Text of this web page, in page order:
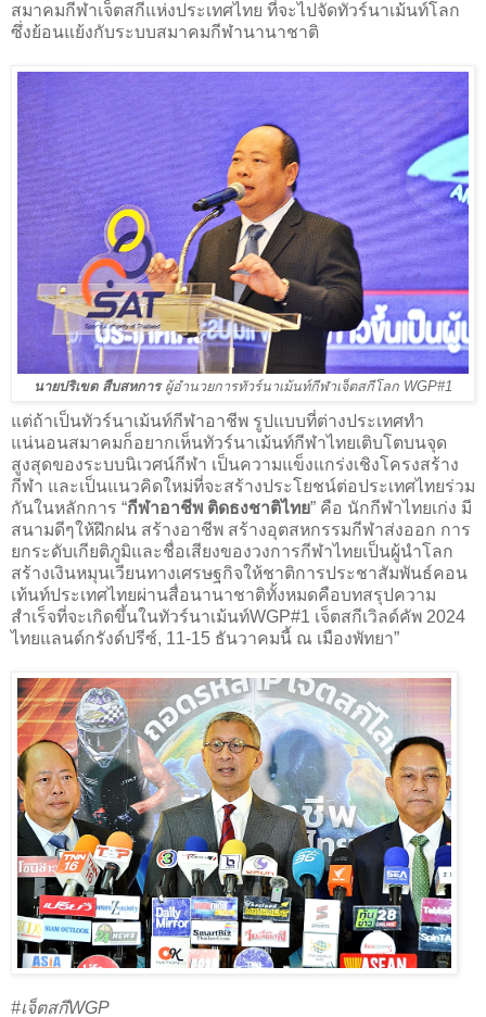
สมาคมกีฬาเจ็ตสกีแห่งประเทศไทย ที่จะไปจัดทัวร์นาเม้นท์โลก
ซึ่งย้อนแย้งกับระบบสมาคมกีฬานานาชาติ
นายปริเขต สืบสหการผู้อำนวยการทัวร์นาเม้นท์กีฬาเจ็ตสกีโลก WGP#1
แต่ถ้าเป็นทัวร์นาเม้นท์กีฬาอาชีพ รูปแบบที่ต่างประเทศทำ
แน่นอนสมาคมก็อยากเห็นทัวร์นาเม้นท์กีฬาไทยเติบโตบนจุด
สูงสุดของระบบนิเวศน์กีฬา เป็นความแข็งแกร่งเชิงโครงสร้าง
กีฬา และเป็นแนวคิดใหม่ที่จะสร้างประโยชน์ต่อประเทศไทยร่วม
กันในหลักการ “กีฬาอาชีพ ติดธงชาติไทย” คือ นักกีฬาไทยเก่ง มี
สนามดีๆให้ฝึกฝน สร้างอาชีพ สร้างอุตสหกรรมกีฬาส่งออก การ
ยกระดับเกียติภูมิและชื่อเสียงของวงการกีฬาไทยเป็นผู้นำโลก
สร้างเงินหมุนเวียนทางเศรษฐกิจให้ชาติการประชาสัมพันธ์คอน
เท้นท์ประเทศไทยผ่านสื่อนานาชาติทั้งหมดคือบทสรุปความ
สำเร็จที่จะเกิดขึ้นในทัวร์นาเม้นท์WGP#1 เจ็ตสกีเวิลด์คัพ 2024
ไทยแลนด์กรังด์ปรีซ์, 11-15 ธันวาคมนี้ ณ เมืองพัทยา”
#เจ็ตสกีWGP